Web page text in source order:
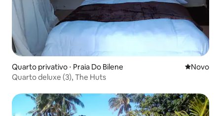
Quarto privativo ⋅ Praia Do Bilene Novo
Novo
Quarto deluxe (3), The Huts